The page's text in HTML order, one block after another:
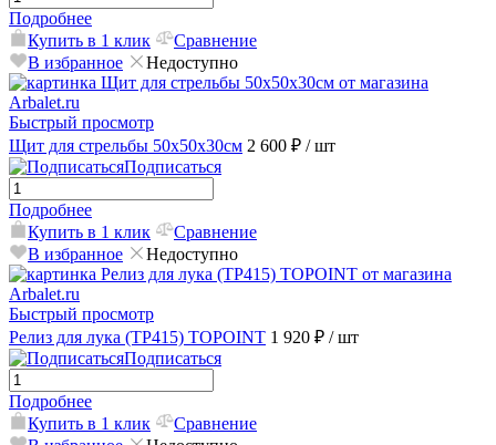
Подробнее
Купить в 1 клик
Сравнение
В избранное
Недоступно
Быстрый просмотр
Щит для стрельбы 50х50х30см 2 600 ₽ / шт
Подписаться
Подробнее
Купить в 1 клик
Сравнение
В избранное
Недоступно
Быстрый просмотр
Релиз для лука (TP415) TOPOINT 1 920 ₽ / шт
Подписаться
Подробнее
Купить в 1 клик
Сравнение